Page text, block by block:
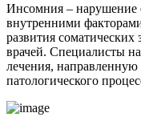
Инсомния – нарушение
внутренними
развития
врачей. Специалисты
лечения, направленную
патологического